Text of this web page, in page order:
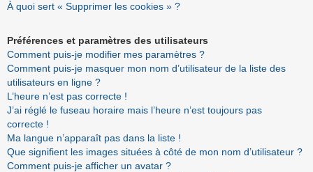
À quoi sert « Supprimer les cookies » ?
Préférences et paramètres des utilisateurs
Comment puis-je modifier mes paramètres ?
Comment puis-je masquer mon nom d’utilisateur de la liste des
utilisateurs en ligne ?
L’heure n’est pas correcte !
J’ai réglé le fuseau horaire mais l’heure n’est toujours pas
correcte !
Ma langue n’apparaît pas dans la liste !
Que signifient les images situées à côté de mon nom d’utilisateur ?
Comment puis-je afficher un avatar ?